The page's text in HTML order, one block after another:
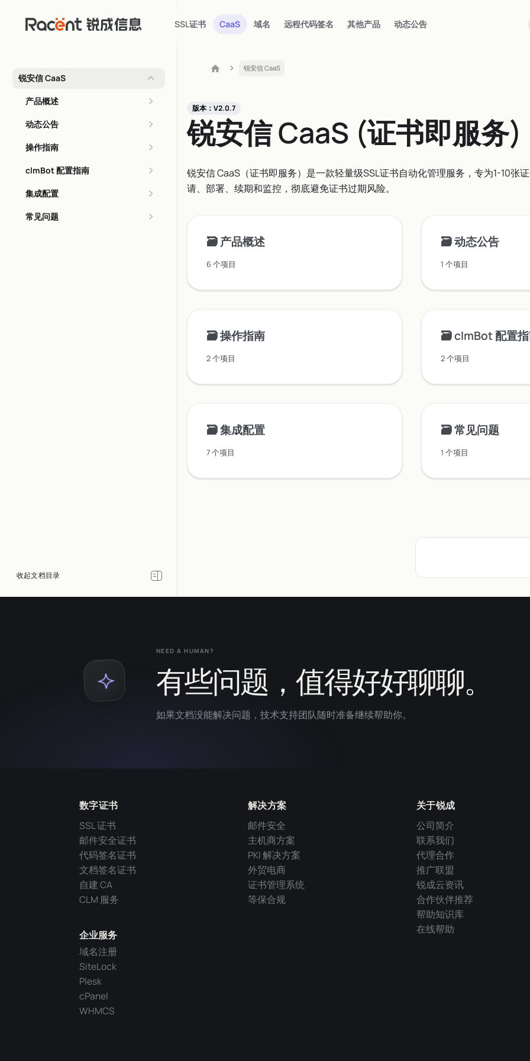
SSL证书 CaaS 域名 远程代码签名 其他产品 动态公告
锐安信 CaaS
产品概述
动态公告
操作指南
clmBot 配置指南
集成配置
常见问题
锐安信 CaaS
版本：V2.0.7
锐安信 CaaS (证书即服务)
锐安信 CaaS（证书即服务）是一款轻量级SSL证书自动化管理服务，专为1-10张
请、部署、续期和监控，彻底避免证书过期风险。
🗃️产品概述
6 个项目
🗃️动态公告
1 个项目
🗃️操作指南
2 个项目
🗃️clmBot 配置
2 个项目
🗃️集成配置
7 个项目
🗃️常见问题
1 个项目
NEED A HUMAN?
有些问题，值得好好聊聊。
如果文档没能解决问题，技术支持团队随时准备继续帮助你。
数字证书
SSL 证书
邮件安全证书
代码签名证书
文档签名证书
自建 CA
CLM 服务
企业服务
域名注册
SiteLock
Plesk
cPanel
WHMCS
解决方案
邮件安全
主机商方案
PKI 解决方案
外贸电商
证书管理系统
等保合规
关于锐成
公司简介
联系我们
代理合作
推广联盟
锐成云资讯
合作伙伴推荐
帮助知识库
在线帮助